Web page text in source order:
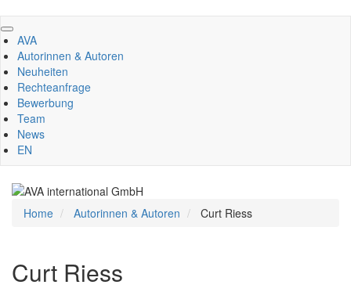
Direkt
zum
Inhalt
AVA
Autorinnen & Autoren
Neuheiten
Rechteanfrage
Bewerbung
Team
News
EN
Home Autorinnen & Autoren Curt Riess
Curt Riess